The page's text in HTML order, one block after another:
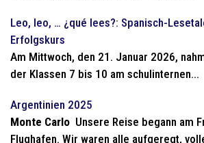
Leo, leo, … ¿qué lees?: Spanisch-
Erfolgskurs
Am Mittwoch, den 21. Januar 2026,
der Klassen 7 bis 10 am schulinternen...
Argentinien 2025
Monte Carlo Unsere Reise begann am
Flughafen. Wir waren alle aufgeregt,